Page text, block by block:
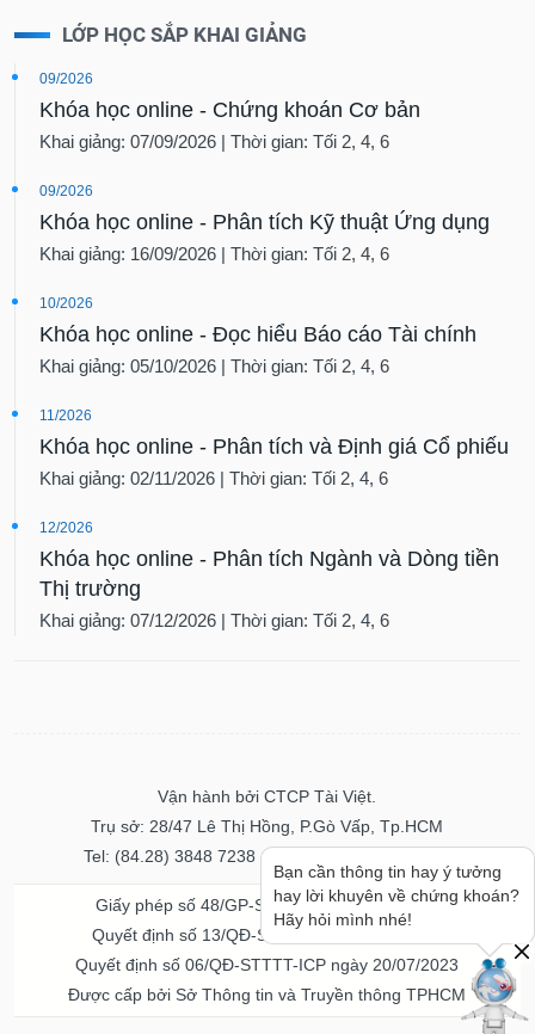
LỚP HỌC SẮP KHAI GIẢNG
09/2026
Khóa học online - Chứng khoán Cơ bản
Khai giảng: 07/09/2026 | Thời gian: Tối 2, 4, 6
09/2026
Khóa học online - Phân tích Kỹ thuật Ứng dụng
Khai giảng: 16/09/2026 | Thời gian: Tối 2, 4, 6
10/2026
Khóa học online - Đọc hiểu Báo cáo Tài chính
Khai giảng: 05/10/2026 | Thời gian: Tối 2, 4, 6
11/2026
Khóa học online - Phân tích và Định giá Cổ phiếu
Khai giảng: 02/11/2026 | Thời gian: Tối 2, 4, 6
12/2026
Khóa học online - Phân tích Ngành và Dòng tiền
Thị trường
Khai giảng: 07/12/2026 | Thời gian: Tối 2, 4, 6
Vận hành bởi CTCP Tài Việt.
Trụ sở: 28/47 Lê Thị Hồng, P.Gò Vấp, Tp.HCM
Tel: (84.28) 3848 7238 - Fax: (84.28) 3848 7237
Giấy phép số 48/GP-STTTT ngày 04/11/2016
Quyết định số 13/QĐ-STTTT ngày 02/11/2017
Quyết định số 06/QĐ-STTTT-ICP ngày 20/07/2023
Được cấp bởi Sở Thông tin và Truyền thông TPHCM
Bạn cần thông tin hay ý tưởng
hay lời khuyên về chứng khoán?
Hãy hỏi mình nhé!